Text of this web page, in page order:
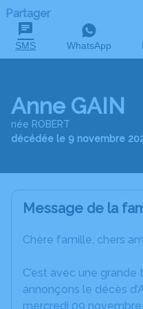
Partager
SMS WhatsApp
Anne GAIN
née ROBERT
décédée le 9 novembre
Message de la
Chère famille, chers
C’est avec une
annonçons le décès
mercredi 09 novembre